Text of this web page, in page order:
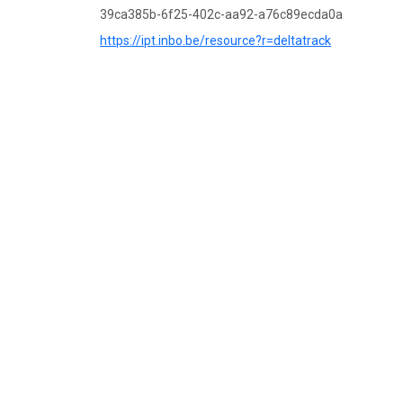
39ca385b-6f25-402c-aa92-a76c89ecda0a
https://ipt.inbo.be/resource?r=deltatrack